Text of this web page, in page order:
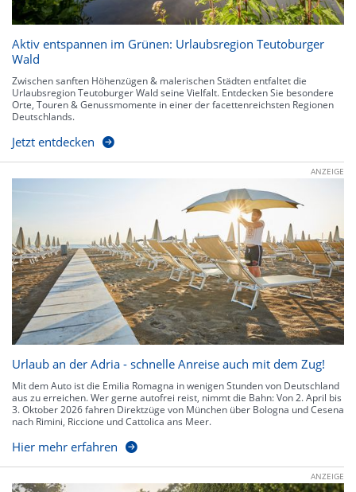
Aktiv entspannen im Grünen: Urlaubsregion Teutoburger
Wald
Zwischen sanften Höhenzügen & malerischen Städten entfaltet die
Urlaubsregion Teutoburger Wald seine Vielfalt. Entdecken Sie besondere
Orte, Touren & Genussmomente in einer der facettenreichsten Regionen
Deutschlands.
Jetzt entdecken
ANZEIGE
Urlaub an der Adria - schnelle Anreise auch mit dem Zug!
Mit dem Auto ist die Emilia Romagna in wenigen Stunden von Deutschland
aus zu erreichen. Wer gerne autofrei reist, nimmt die Bahn: Von 2. April bis
3. Oktober 2026 fahren Direktzüge von München über Bologna und Cesena
nach Rimini, Riccione und Cattolica ans Meer.
Hier mehr erfahren
ANZEIGE